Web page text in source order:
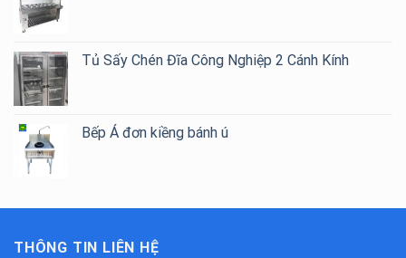
Tủ Sấy Chén Đĩa Công Nghiệp 2 Cánh Kính
Bếp Á đơn kiềng bánh ú
THÔNG TIN LIÊN HỆ